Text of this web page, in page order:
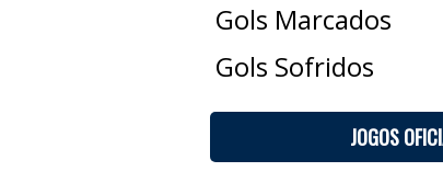
Gols Marcados
Gols Sofridos
JOGOS